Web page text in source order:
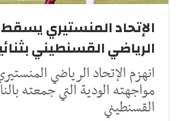
الإتحاد المنستيري يسقط
الرياضي القسنطيني
انهزم الإتحاد الرياضي
مواجهته الودية التي جمعته
القسنطيني